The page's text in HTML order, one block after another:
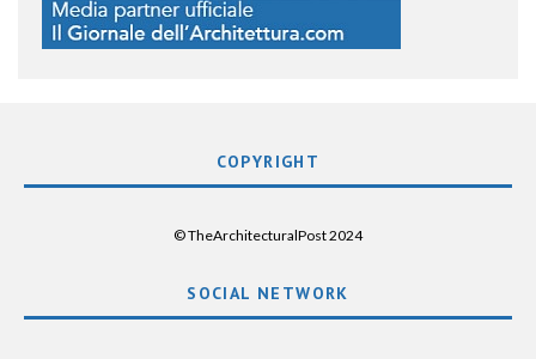
COPYRIGHT
© TheArchitecturalPost 2024
SOCIAL NETWORK